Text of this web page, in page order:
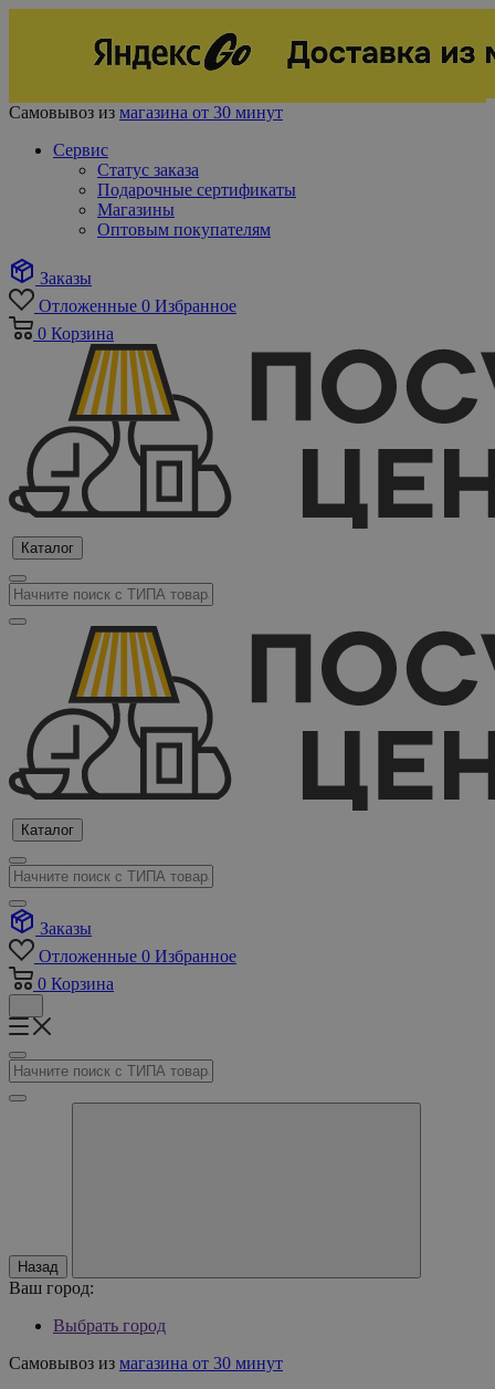
Самовывоз из магазина от 30 минут
Сервис
Статус заказа
Подарочные сертификаты
Магазины
Оптовым покупателям
Заказы
Отложенные 0 Избранное
0 Корзина
Каталог
Каталог
Заказы
Отложенные 0 Избранное
0 Корзина
Назад
Ваш город:
Выбрать город
Самовывоз из магазина от 30 минут